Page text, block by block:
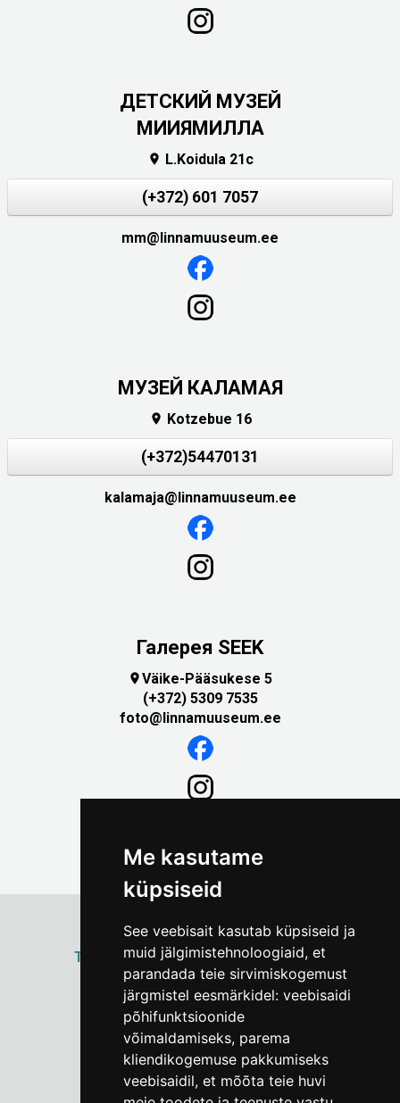
Me kasutame
küpsiseid
See veebisait kasutab küpsiseid ja
muid jälgimistehnoloogiaid, et
parandada teie sirvimiskogemust
järgmistel eesmärkidel: veebisaidi
põhifunktsioonide
võimaldamiseks, parema
kliendikogemuse pakkumiseks
veebisaidil, et mõõta teie huvi
ДЕТСКИЙ МУЗЕЙ
МИИЯМИЛЛА
 L.Koidula 21c
(+372) 601 7057
mm@linnamuuseum.ee
МУЗЕЙ КАЛАМАЯ
 Kotzebue 16
(+372)54470131
kalamaja@linnamuuseum.ee
Галерея SEEK
Väike-Pääsukese 5
(+372) 5309 7535
foto@linnamuuseum.ee
ТАЛЛИННСКИЙГОРОДСКОЙ МУЗЕЙ
Vene 17
Пн–Пт 9–17:(+372) 610 4178
info@linnamuuseum.ee